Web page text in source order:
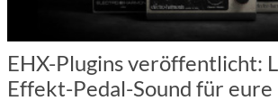
EHX-Plugins veröffentlicht:
Effekt-Pedal-Sound für eure